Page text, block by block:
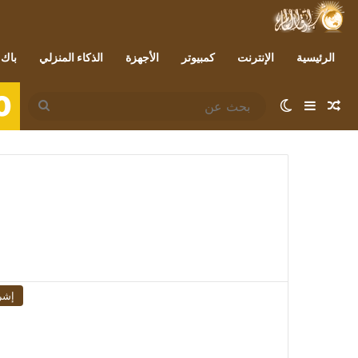
الرئيسية الإنترنت كمبيوتر الأجهزة الذكاء المنزلي
مقال عشوائي
إضافة عمود جانبي
الوضع المظلم
بحث
عن